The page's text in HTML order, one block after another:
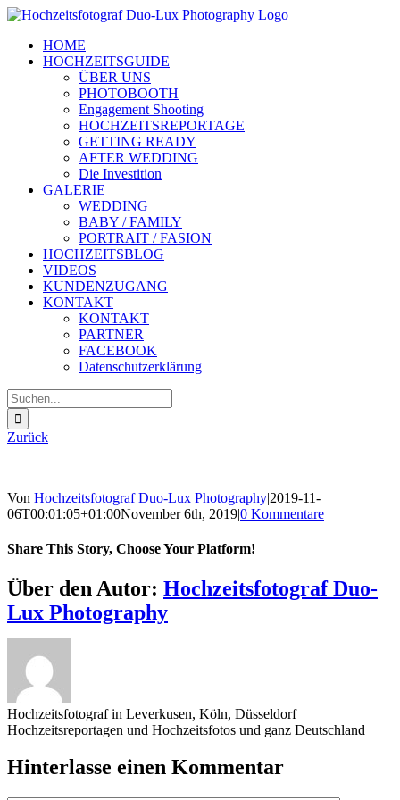
Zum
springenHOME
HOCHZEITSGUIDE
ÜBER UNS
PHOTOBOOTH
Engagement Shooting
HOCHZEITSREPORTAGE
GETTING READY
AFTER WEDDING
Die Investition
GALERIE
WEDDING
BABY / FAMILY
PORTRAIT / FASION
HOCHZEITSBLOG
VIDEOS
KUNDENZUGANG
KONTAKT
KONTAKT
PARTNER
FACEBOOK
Datenschutzerklärung
Suche
nach:
Zurück
Von Hochzeitsfotograf Duo-Lux Photography|2019-11-
06T00:01:05+01:00November 6th, 2019|0 Kommentare
Share This Story, Choose Your Platform!
Sharing_facebook
Sharing_twitter
Sharing_reddit
Über den Autor: Hochzeitsfotograf Duo-
Lux Photography
Hochzeitsfotograf in Leverkusen, Köln, Düsseldorf
Hochzeitsreportagen und Hochzeitsfotos und ganz Deutschland
Hinterlasse einen Kommentar